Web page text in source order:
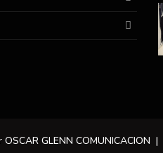
GLENN COMUNICACION |